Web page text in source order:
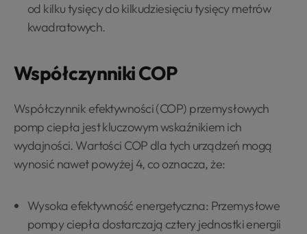
od kilku tysięcy do kilkudziesięciu tysięcy metrów
kwadratowych.
Współczynniki COP
Współczynnik efektywności (COP) przemysłowych
pomp ciepła jest kluczowym wskaźnikiem ich
wydajności. Wartości COP dla tych urządzeń mogą
wynosić nawet powyżej 4, co oznacza, że:
Wysoka efektywność energetyczna: Przemysłowe
pompy ciepła dostarczają cztery jednostki energii